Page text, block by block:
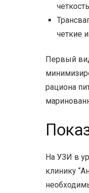
четкие
Первый
рациона
На УЗИ в
клинику